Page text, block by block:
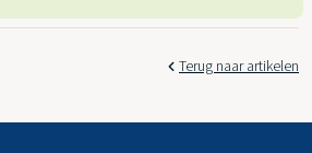
Terug naar artikelen